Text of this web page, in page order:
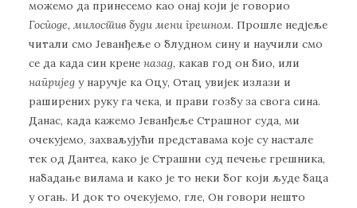
можемо да принесемо као онај који је говорио
Господе, милостив буди мени грешном. Прошле недјеље
читали смо Јеванђеље о блудном сину и научили смо
се да када син крене назад, какав год он био, или
напријед у наручје ка Оцу, Отац увијек излази и
раширених руку га чека, и прави гозбу за свога сина.
Данас, када кажемо Јеванђеље Страшног суда, ми
очекујемо, захваљујући представама које су настале
тек од Дантеа, како је Страшни суд печење грешника,
набадање вилама и како је то неки бог који људе баца
у огањ. И док то очекујемо, гле, Он говори нешто